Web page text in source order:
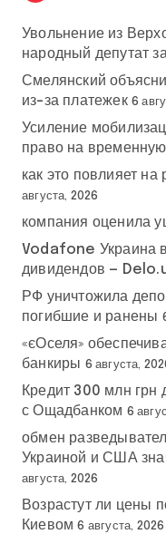
Увольнение из
народный депутат
Смелянский
из-за платежек 6
Усиление
право на
как это повлияет
августа, 2026
компания оценила
Vodafone Украина
дивидендов —
РФ уничтожила
погибшие и ранены
«єОселя»
банкиры 6 августа,
Кредит 300 млн грн
с Ощадбанком 6
обмен
Украиной и США
августа, 2026
Возрастут ли цены
Киевом 6 августа, 2026